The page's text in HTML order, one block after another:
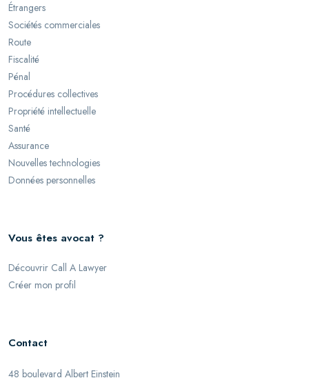
Étrangers
Sociétés commerciales
Route
Fiscalité
Pénal
Procédures collectives
Propriété intellectuelle
Santé
Assurance
Nouvelles technologies
Données personnelles
Vous êtes avocat ?
Découvrir Call A Lawyer
Créer mon profil
Contact
48 boulevard Albert Einstein